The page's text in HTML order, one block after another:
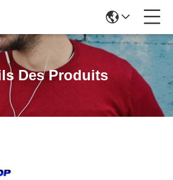
Des Produits